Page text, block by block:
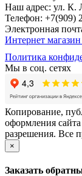
Наш адрес: ул. К.
Телефон: +7(909)
Электронная
Интернет
Политика
Мы в соц. сетях
Копирование,
оформления
разрешения. Все
×
Заказать